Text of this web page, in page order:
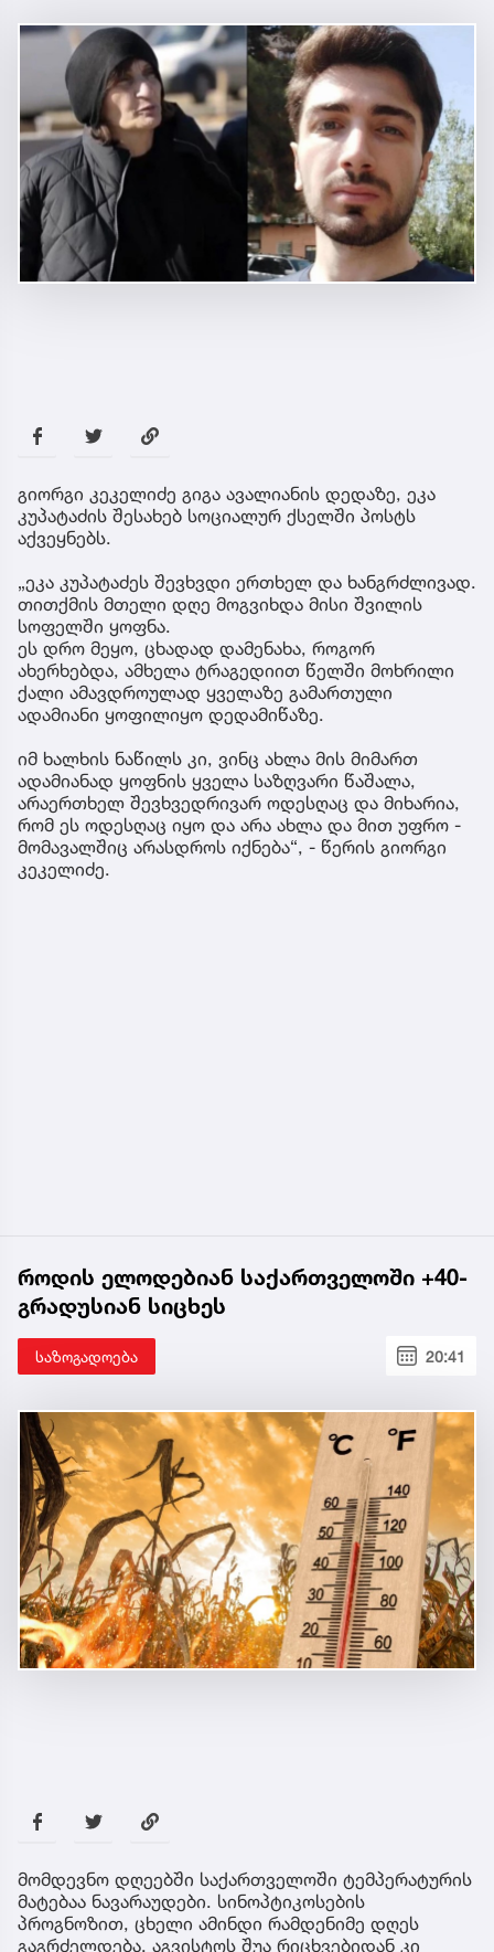
გიორგი კეკელიძე გიგა ავალიანის დედაზე, ეკა
კუპატაძის შესახებ სოციალურ ქსელში პოსტს
აქვეყნებს.
„ეკა კუპატაძეს შევხვდი ერთხელ და ხანგრძლივად.
თითქმის მთელი დღე მოგვიხდა მისი შვილის
სოფელში ყოფნა.
ეს დრო მეყო, ცხადად დამენახა, როგორ
ახერხებდა, ამხელა ტრაგედიით წელში მოხრილი
ქალი ამავდროულად ყველაზე გამართული
ადამიანი ყოფილიყო დედამიწაზე.
იმ ხალხის ნაწილს კი, ვინც ახლა მის მიმართ
ადამიანად ყოფნის ყველა საზღვარი წაშალა,
არაერთხელ შევხვედრივარ ოდესღაც და მიხარია,
რომ ეს ოდესღაც იყო და არა ახლა და მით უფრო -
მომავალშიც არასდროს იქნება“, - წერის გიორგი
კეკელიძე.
როდის ელოდებიან საქართველოში +40-
გრადუსიან სიცხეს
საზოგადოება 20:41
მომდევნო დღეებში საქართველოში ტემპერატურის
მატებაა ნავარაუდები. სინოპტიკოსების
პროგნოზით, ცხელი ამინდი რამდენიმე დღეს
გაგრძელდება. აგვისტოს შუა რიცხვებიდან კი